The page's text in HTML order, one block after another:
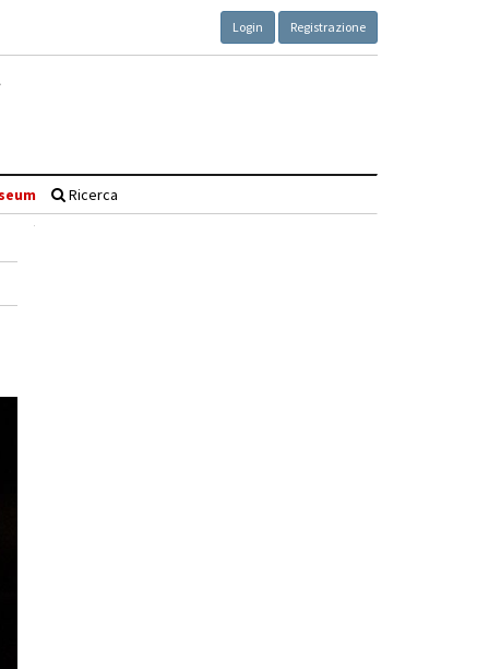
Login Registrazione
Ricerca